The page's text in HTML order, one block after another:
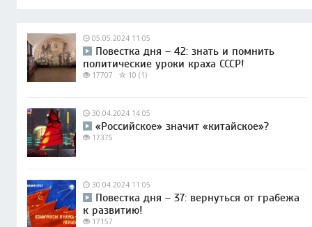
05.05.2024 11:05
Повестка дня – 42: знать и помнить
политические уроки краха СССР!
17707 10 (1)
30.04.2024 14:05
«Российское» значит «китайское»?
17375
30.04.2024 11:05
Повестка дня – 37: вернуться от грабежа
к развитию!
17157